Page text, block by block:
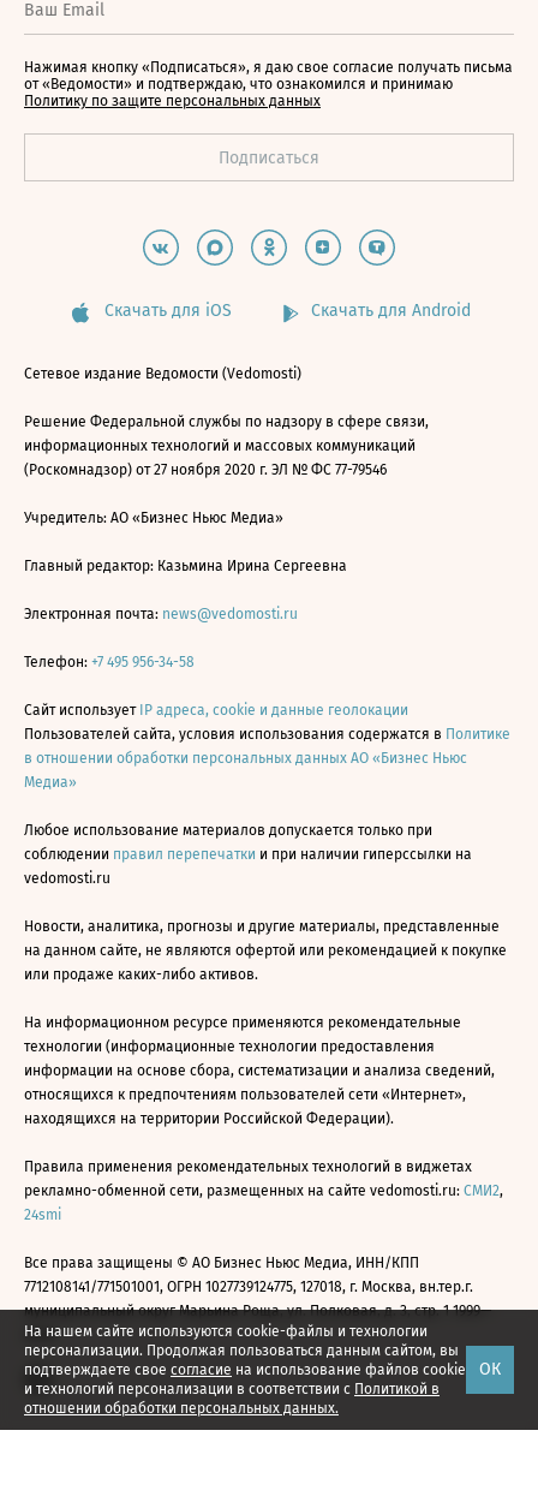
На нашем сайте используются cookie-файлы и технологии
персонализации. Продолжая пользоваться данным сайтом, вы
подтверждаете свое согласие на использование файлов cookie
и технологий персонализации в соответствии с Политикой в
отношении обработки персональных данных.
ОК
Нажимая кнопку «Подписаться», я даю свое согласие получать письма
от «Ведомости» и подтверждаю, что ознакомился и принимаю
Политику по защите персональных данных
Скачать для iOS Скачать для Android
Сетевое издание Ведомости (Vedomosti)
Решение Федеральной службы по надзору в сфере связи,
информационных технологий и массовых коммуникаций
(Роскомнадзор) от 27 ноября 2020 г. ЭЛ № ФС 77-79546
Учредитель: АО «Бизнес Ньюс Медиа»
Главный редактор: Казьмина Ирина Сергеевна
Электронная почта: news@vedomosti.ru
Телефон: +7 495 956-34-58
Сайт использует IP адреса, cookie и данные геолокации
Пользователей сайта, условия использования содержатся в Политике
в отношении обработки персональных данных АО «Бизнес Ньюс
Медиа»
Любое использование материалов допускается только при
соблюдении правил перепечатки и при наличии гиперссылки на
vedomosti.ru
Новости, аналитика, прогнозы и другие материалы, представленные
на данном сайте, не являются офертой или рекомендацией к покупке
или продаже каких-либо активов.
На информационном ресурсе применяются рекомендательные
технологии (информационные технологии предоставления
информации на основе сбора, систематизации и анализа сведений,
относящихся к предпочтениям пользователей сети «Интернет»,
находящихся на территории Российской Федерации).
Правила применения рекомендательных технологий в виджетах
рекламно-обменной сети, размещенных на сайте vedomosti.ru: СМИ2,
24smi
Все права защищены © АО Бизнес Ньюс Медиа, ИНН/КПП
7712108141/771501001, ОГРН 1027739124775, 127018, г. Москва, вн.тер.г.
муниципальный округ Марьина Роща, ул. Полковая, д. 3, стр. 1 1999—
2026